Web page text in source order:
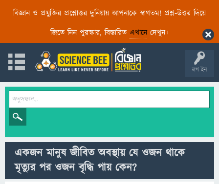
বিজ্ঞান ও প্রযুক্তির প্রশ্নোত্তর দুনিয়ায় আপনাকে স্বাগতম! প্রশ্ন-উত্তর দিয়ে
জিতে নিন পুরস্কার, বিস্তারিত এখানেদেখুন।
লগ ইন
একজন মানুষ জীবিত অবস্থায় যে ওজন থাকে
মৃত্যুর পর ওজন বৃদ্ধি পায় কেন?